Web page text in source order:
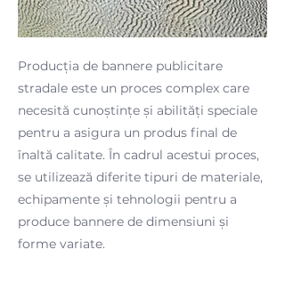
Producția de bannere publicitare
stradale este un proces complex care
necesită cunoștințe și abilități speciale
pentru a asigura un produs final de
înaltă calitate. În cadrul acestui proces,
se utilizează diferite tipuri de materiale,
echipamente și tehnologii pentru a
produce bannere de dimensiuni și
forme variate.